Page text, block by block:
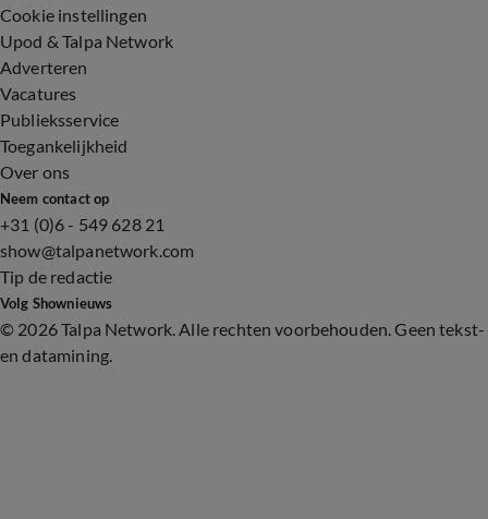
Cookie instellingen
Upod & Talpa Network
Adverteren
Vacatures
Publieksservice
Toegankelijkheid
Over ons
Neem contact op
+31 (0)6 - 549 628 21
show@talpanetwork.com
Tip de redactie
Volg Shownieuws
© 2026 Talpa Network. Alle rechten voorbehouden. Geen tekst-
en datamining.